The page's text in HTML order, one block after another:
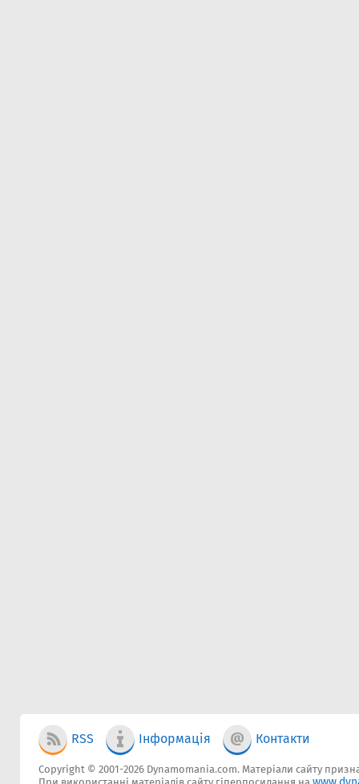
RSS Інформація Контакти
Copyright © 2001-2026 Dynamomania.com. Матеріали сайту